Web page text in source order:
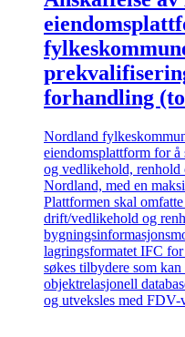
forhandling
Nordland
eiendomsplattform for
og vedlikehold, renhold
Nordland, med en
Plattformen skal
drift/vedlikehold og
lagringsformatet IFC
søkes tilbydere som
objektrelasjonell
og utveksles med FDV-